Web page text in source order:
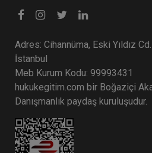
Adres: Cihannüma, Eski Yıldız
İstanbul
Meb Kurum Kodu: 99993431
hukukegitim.com bir Boğaziçi
Danışmanlık paydaş kuruluşudur.